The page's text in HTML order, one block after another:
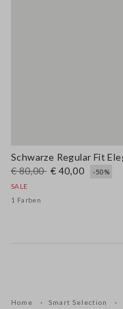
€ 80,00 € 40,00
-50%
SALE
1 Farben
Home Smart Selection